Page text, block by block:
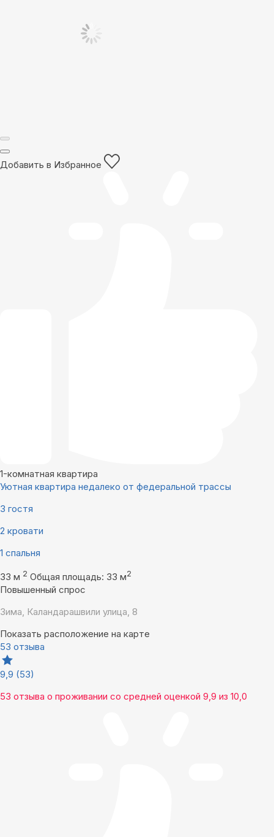
Добавить в Избранное
1-комнатная квартира
Уютная квартира недалеко от федеральной трассы
3 гостя
2 кровати
1 спальня
33 м 2 Общая площадь: 33 м2
Повышенный спрос
Зима, Каландарашвили улица, 8
Показать расположение на карте
53 отзыва
9,9 (53)
53 отзыва о проживании со средней оценкой 9,9 из 10,0